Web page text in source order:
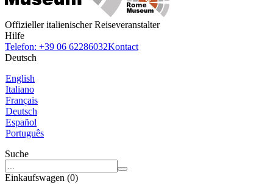
Offizieller italienischer Reiseveranstalter
Hilfe
Telefon: +39 06 62286032Kontact
Deutsch
English
Italiano
Français
Deutsch
Español
Português
Suche
Einkaufswagen (0)